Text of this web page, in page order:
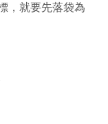
，就要先落袋為